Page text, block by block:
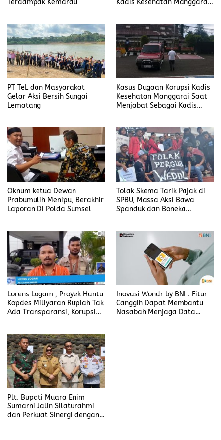
Terdampak Kemarau
Kadis Kesehatan Manggarai,
PT TeL dan Masyarakat
Gelar Aksi Bersih Sungai
Lematang
Kasus Dugaan Korupsi Kadis
Kesehatan Manggarai Saat
Menjabat Sebagai Kadis
Oknum ketua Dewan
Prabumulih Menipu, Berakhir
Laporan Di Polda Sumsel
Tolak Skema Tarik Pajak di
SPBU, Massa Aksi Bawa
Spanduk dan Boneka
Gubernur NTT Melki Laka
Lorens Logam ; Proyek Hantu
Kopdes Miliyaran Rupiah Tak
Ada Transparansi, Korupsi
Inovasi Wondr by BNI : Fitur
Canggih Dapat Membantu
Nasabah Menjaga Data
Plt. Bupati Muara Enim
Sumarni Jalin Silaturahmi
dan Perkuat Sinergi dengan